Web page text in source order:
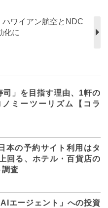
ワイアン航空とNDC
化に
」を目指す理由、1軒の
ミーツーリズム【コラ
本の予約サイト利用はタ
回る、ホテル・百貨店の
査
エージェント」への投資